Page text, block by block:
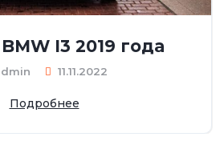
I3 2019 года
11.11.2022
Подробнее